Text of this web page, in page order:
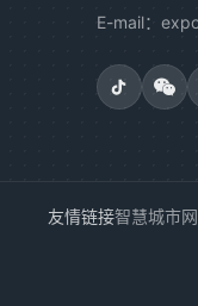
E-mail：
友情链接智慧城市网